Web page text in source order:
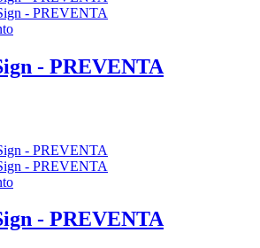
- PREVENTA
- PREVENTA